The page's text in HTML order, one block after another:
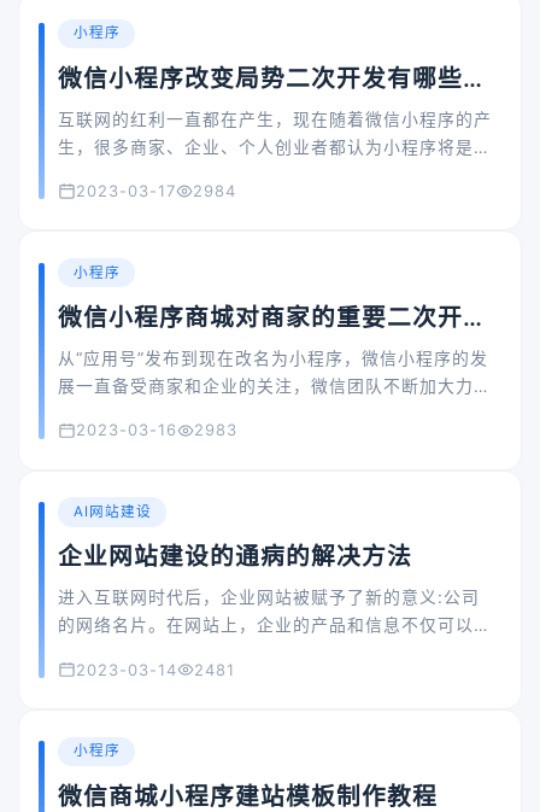
小程序
微信小程序改变局势二次开发有哪些问
题
互联网的红利一直都在产生，现在随着微信小程序的产
生，很多商家、企业、个人创业者都认为小程序将是一
也将逐渐的改变当下的商业局势，当下，小程序的红利
2023-03-17 2984
小程序
微信小程序商城对商家的重要二次开发
实现的功能
从“应用号”发布到现在改名为小程序，微信小程序的发
展一直备受商家和企业的关注，微信团队不断加大力度
动，无一不证明微信要在“小程序”这方面做一个大动
2023-03-16 2983
AI网站建设
企业网站建设的通病的解决方法
进入互联网时代后，企业网站被赋予了新的意义:公司
的网络名片。在网站上，企业的产品和信息不仅可以
站建设和网站设计行业，每年流行的设计风格和风格都
造成不可估量的损失。
2023-03-14 2481
小程序
微信商城小程序建站模板制作教程